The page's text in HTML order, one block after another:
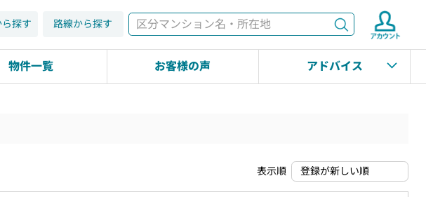
検索
探す 路線から探す
物件一覧 お客様の声 アドバイス
表示順